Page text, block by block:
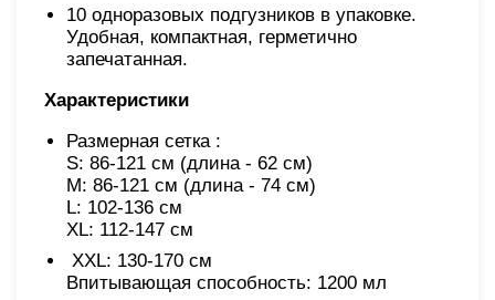
10 одноразовых подгузников в упаковке.
Удобная, компактная, герметично
запечатанная.
Характеристики
Размерная сетка :
S: 86-121 см (длина - 62 см)
M: 86-121 см (длина - 74 см)
L: 102-136 см
XL: 112-147 см
XХL: 130-170 см
Впитывающая способность: 1200 мл